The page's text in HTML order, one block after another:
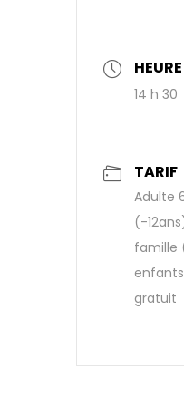
HEURE
14 h 30
TARIF
Adulte
(-
famille
gratuit